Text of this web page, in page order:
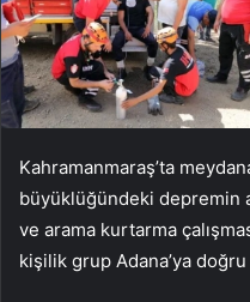
Kahramanmaraş’ta
büyüklüğündeki depremin
ve arama kurtarma
kişilik grup Adana’ya doğru